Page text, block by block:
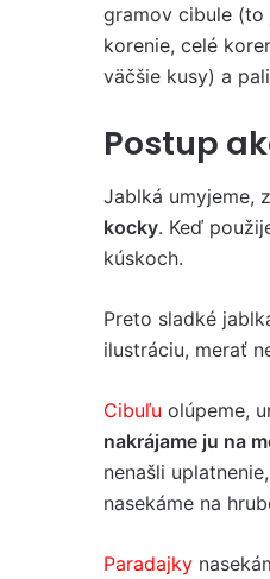
gramov cibule
korenie, celé
väčšie kusy) a
Postup
Jablká umyjeme,
kocky. Keď
kúskoch.
Preto sladké
ilustráciu, merať
Cibuľu olúpeme,
nakrájame ju na
nenašli
nasekáme na
Paradajky